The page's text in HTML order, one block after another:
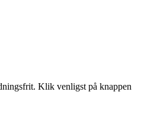
Klik venligst på knappen